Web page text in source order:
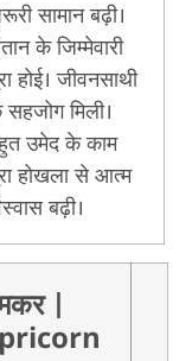
सामान बढ़ी।
के जिम्मेवारी
होई। जीवनसाथी
मिली।
उमेद के काम
होखला से आत्म
बढ़ी।